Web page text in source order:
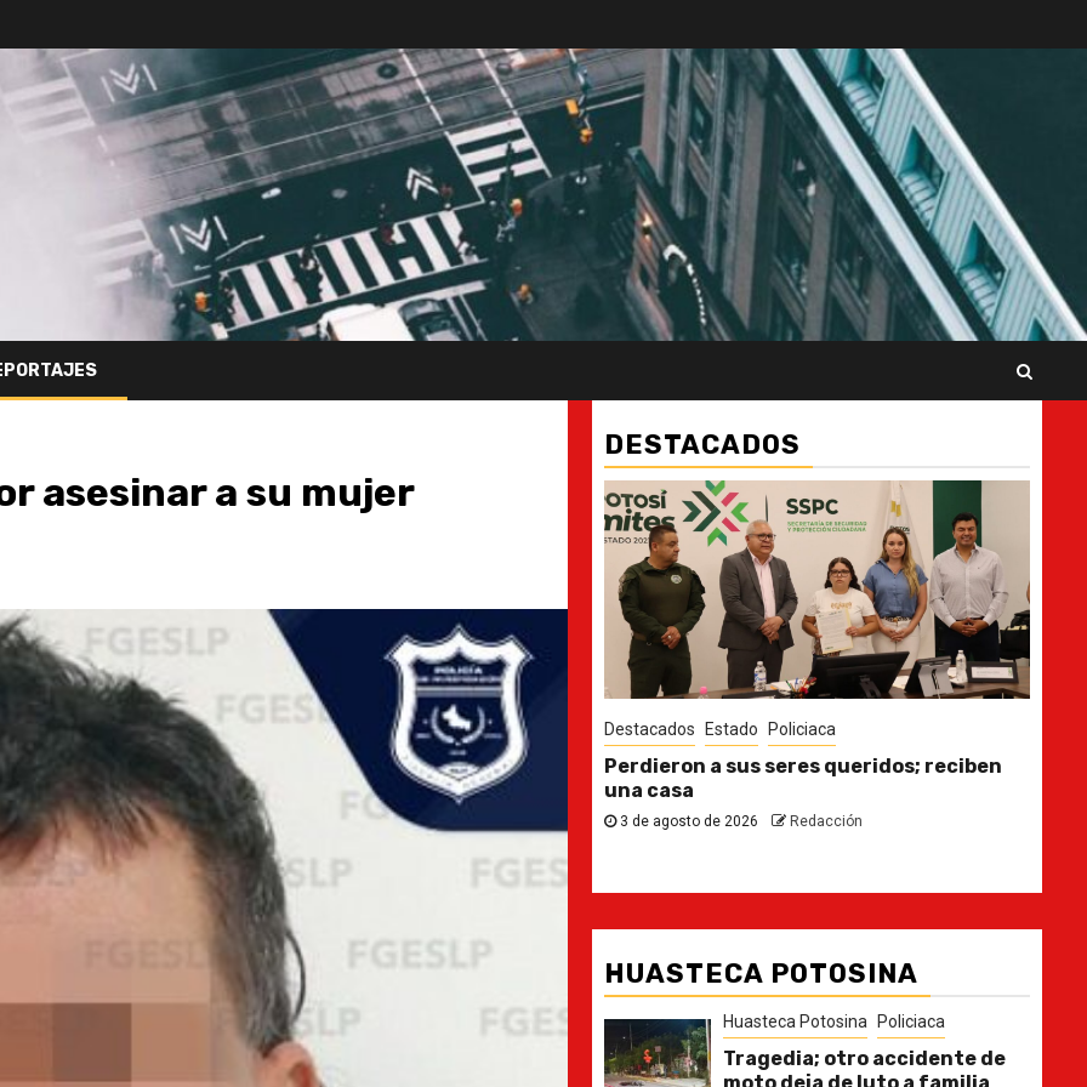
asesinar a su mujer
DESTACADOS
impacto
Destacados Policiaca
Perdieron a sus seres queridos; reciben
una casa
3 de agosto de 2026 Redacción
Destacados Estado
Ya casi, el quinto informe del Gobernador
30 de julio de 2026
HUASTECA POTOSINA
Huasteca Potosina Policiaca
Tragedia; otro accidente de